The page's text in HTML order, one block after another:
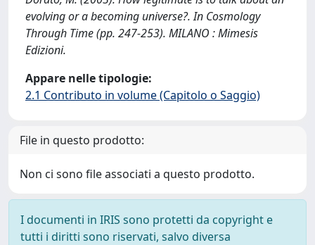
evolving or a becoming universe?. In Cosmology
Through Time (pp. 247-253). MILANO : Mimesis
Edizioni.
Appare nelle tipologie:
2.1 Contributo in volume (Capitolo o Saggio)
File in questo prodotto:
Non ci sono file associati a questo prodotto.
I documenti in IRIS sono protetti da copyright e
tutti i diritti sono riservati, salvo diversa